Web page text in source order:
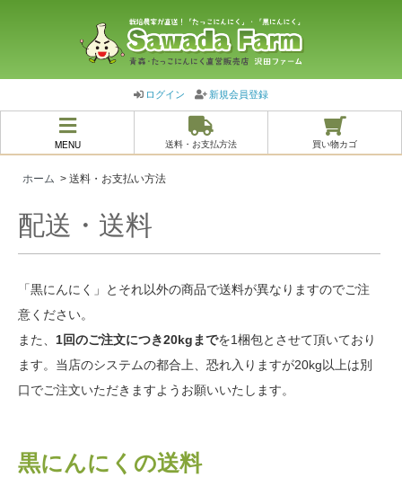
ログイン 新規会員登録
MENU 送料・お支払方法 買い物カゴ
ホーム > 送料・お支払い方法
配送・送料
「黒にんにく」とそれ以外の商品で送料が異なりますのでご注
意ください。
また、 1回のご注文につき20kgまでを1梱包とさせて頂いており
ます。当店のシステムの都合上、恐れ入りますが20kg以上は別
口でご注文いただきますようお願いいたします。
黒にんにくの送料